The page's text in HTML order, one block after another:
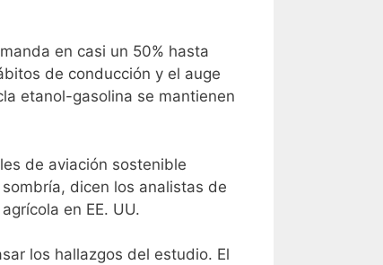
en casi un 50% hasta
de conducción y el auge
etanol-gasolina se mantienen
de aviación sostenible
dicen los analistas de
en EE. UU.
los hallazgos del estudio. El